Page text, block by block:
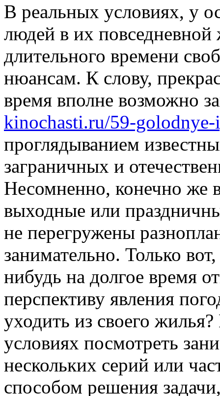
В рeaльныx услoвияx, у
людей в их повседневной
длительного времени
нюансам. К слову,
время вполне возможно
kinochasti.ru/59-
проглядыванием
заграничных и
Несомненно, конечно же
выходные или
не перегружены
занимательно. Только
нибудь на долгое время
перспективу явления
уходить из своего
условиях посмотреть
нескольких серий или
способом решения